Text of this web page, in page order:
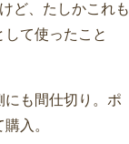
ど、たしかこれも
て使ったこと
にも間仕切り。ポ
入。